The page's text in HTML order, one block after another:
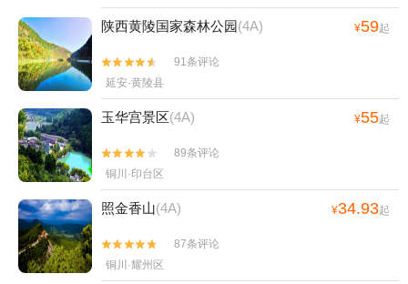
陕西黄陵国家森林公园(4A) ¥59起


91条评论
延安·黄陵县
玉华宫景区(4A) ¥55起


89条评论
铜川·印台区
照金香山(4A) ¥34.93起


87条评论
铜川·耀州区